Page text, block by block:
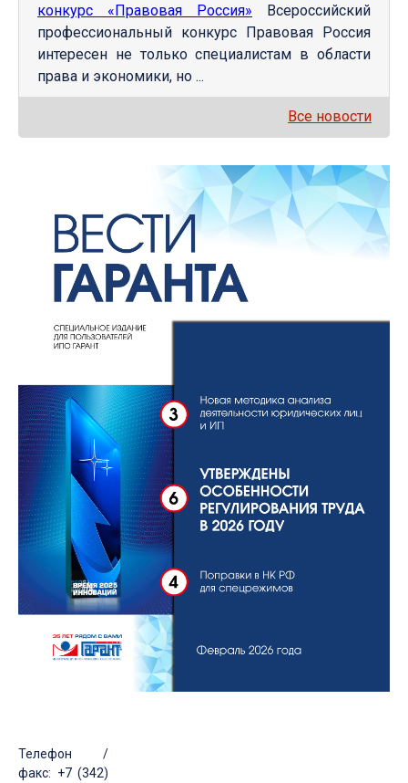
конкурс «Правовая Россия» Всероссийский
профессиональный конкурс Правовая Россия
интересен не только специалистам в области
права и экономики, но ...
Все новости
Телефон /
факс: +7 (342)